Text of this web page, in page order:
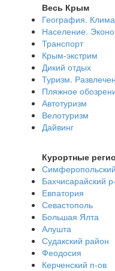
Весь Крым
География.
Население.
Транспорт
Крым-экстрим
Дикий отдых
Туризм.
Пляжное
Автотуризм
Велотуризм
Дайвинг
Курортные
Бахчисарайский
Евпатория
Севастополь
Большая Ялта
Алушта
Судакский район
Феодосия
Керченский п-ов